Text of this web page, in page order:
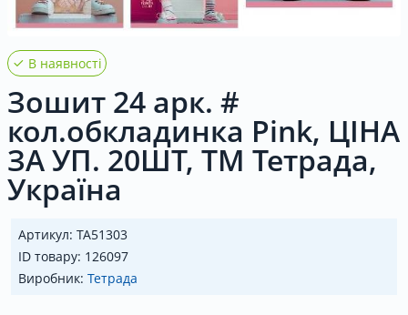
В наявності
Зошит 24 арк. #
кол.обкладинка Pink, ЦІНА
ЗА УП. 20ШТ, ТМ Тетрада,
Україна
Артикул: ТА51303
ID товару: 126097
Виробник: Тетрада